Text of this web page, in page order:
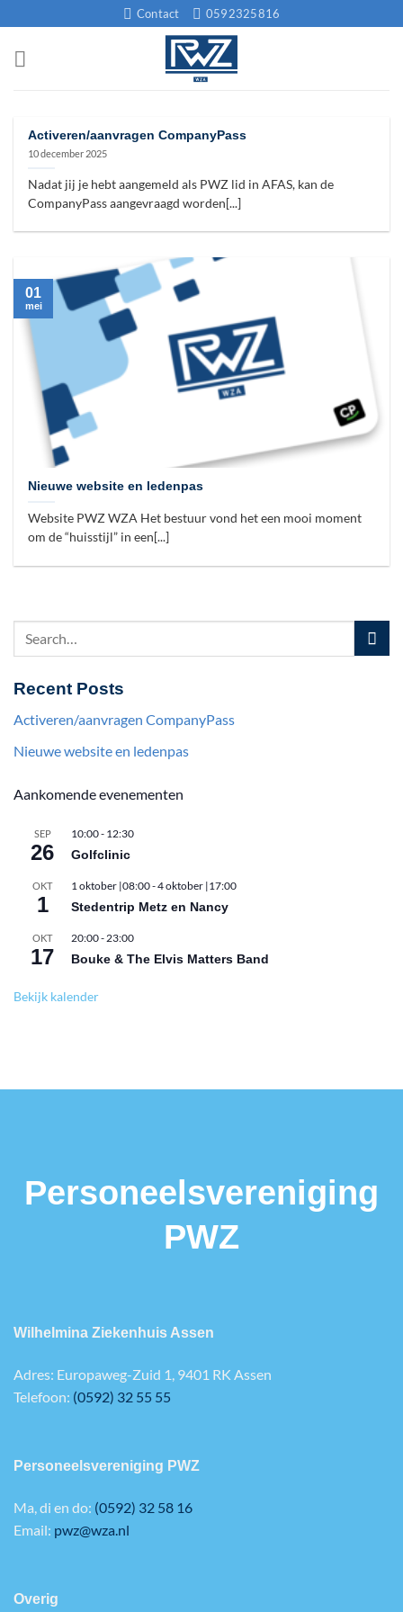
naar
inhoud
Contact 0592325816
Activeren/aanvragen CompanyPass
10 december 2025
Nadat jij je hebt aangemeld als PWZ lid in AFAS, kan de
CompanyPass aangevraagd worden[...]
Nieuwe website en ledenpas
Website PWZ WZA Het bestuur vond het een mooi moment
om de “huisstijl” in een[...]
01
mei
Recent Posts
Activeren/aanvragen CompanyPass
Nieuwe website en ledenpas
Aankomende evenementen
SEP
26
10:00- 12:30
Golfclinic
OKT
1
1 oktober |08:00-4 oktober |17:00
Stedentrip Metz en Nancy
OKT
17
20:00- 23:00
Bouke & The Elvis Matters Band
Bekijk kalender
Personeelsvereniging
PWZ
Wilhelmina Ziekenhuis Assen
Adres: Europaweg-Zuid 1, 9401 RK Assen
Telefoon: (0592) 32 55 55
Personeelsvereniging PWZ
Ma, di en do: (0592) 32 58 16
Email: pwz@wza.nl
Overig